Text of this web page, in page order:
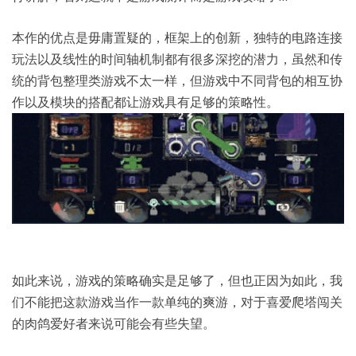
本作的优点是毋庸置疑的，框架上的创新，独特的电路连接
玩法以及线性的时间轴机制都有很多深挖的潜力，虽然和传
统的背包整理类游戏不太一样，但游戏中不同背包的相互协
作以及模块的搭配都让游戏具有足够的策略性。
如此来说，游戏的策略确实是足够了，但也正因为如此，我
们不能把这款游戏当作一款单纯的爽游，对于喜爱爬塔闯关
的肉鸽爱好者来说可能会有些失望。